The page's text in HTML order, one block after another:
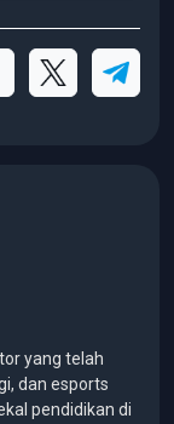
yang telah
dan esports
pendidikan di